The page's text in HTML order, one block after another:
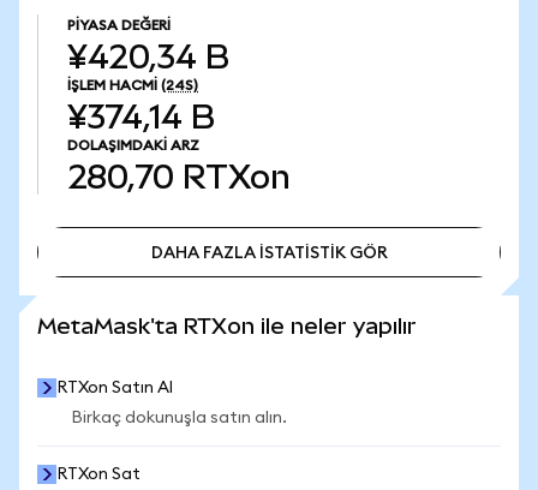
PIYASA DEĞERI
¥420,34 B
İŞLEM HACMI (24S)
¥374,14 B
DOLAŞIMDAKI ARZ
280,70 RTXon
DAHA FAZLA İSTATİSTİK GÖR
MetaMask'ta RTXon ile neler yapılır
RTXon Satın Al
Birkaç dokunuşla satın alın.
RTXon Sat